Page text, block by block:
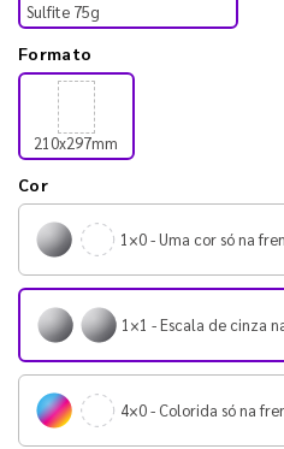
Sulfite 75g
Formato
210x297mm
Cor
1×0 - Uma cor só na
1×1 - Escala de cinza
4×0 - Colorida só na